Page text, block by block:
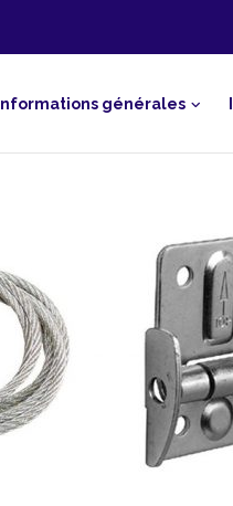
Informations générales